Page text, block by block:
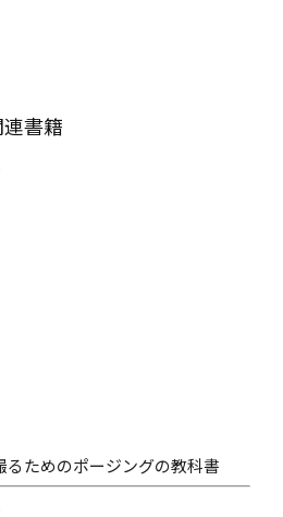
書籍
ためのポージングの教科書